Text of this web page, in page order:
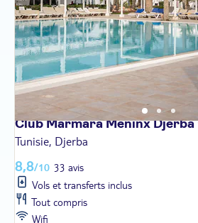
Club Marmara MeninxDjerba
Tunisie, Djerba
8,8/10 33 avis
Vols et transferts inclus
Tout compris
Wifi